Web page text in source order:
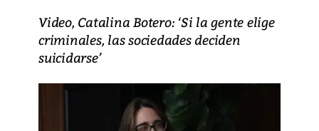
Video, Catalina Botero: ‘Si la gente elige
criminales, las sociedades deciden
suicidarse’